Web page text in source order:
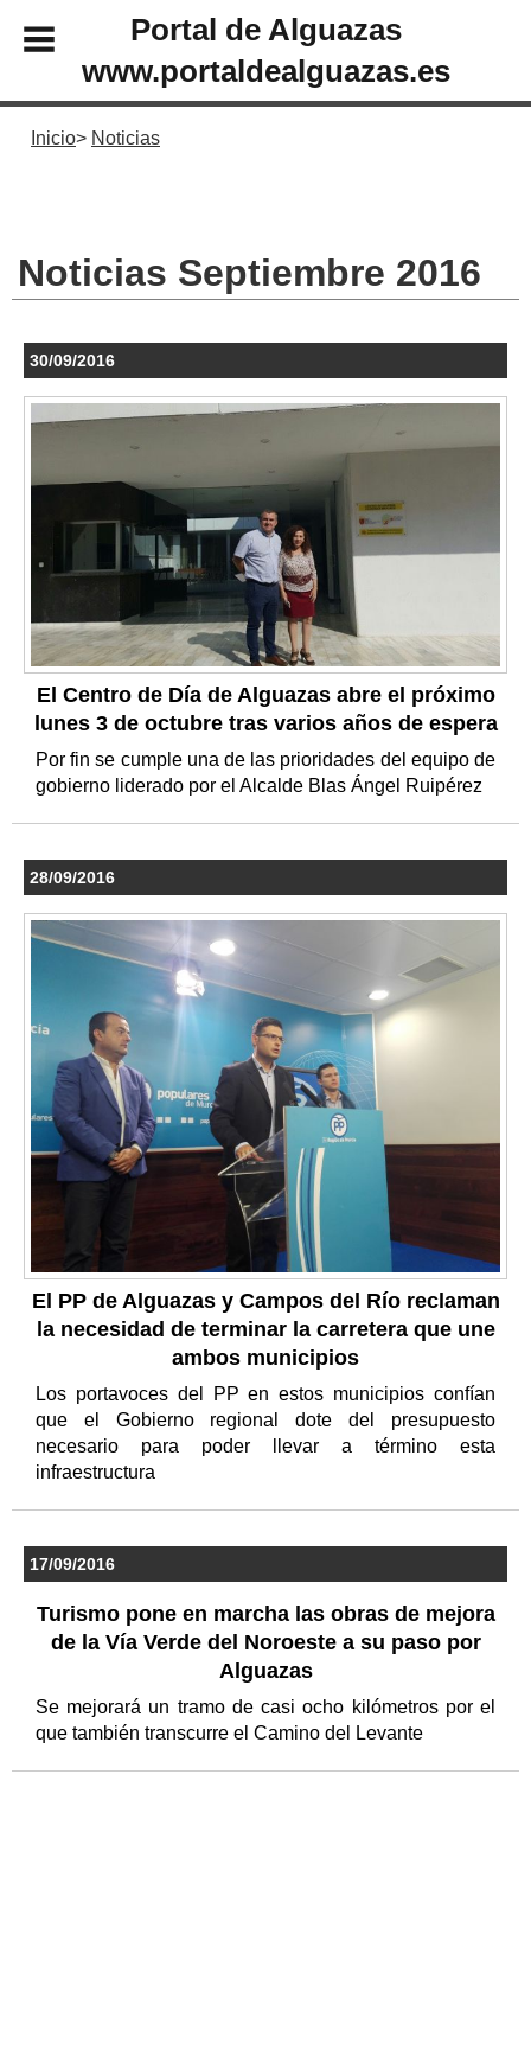
Portal de Alguazas
www.portaldealguazas.es
Inicio Noticias
Noticias Septiembre 2016
30/09/2016
El Centro de Día de Alguazas abre el próximo
lunes 3 de octubre tras varios años de espera
Por fin se cumple una de las prioridades del equipo de
gobierno liderado por el Alcalde Blas Ángel Ruipérez
28/09/2016
El PP de Alguazas y Campos del Río reclaman
la necesidad de terminar la carretera que une
ambos municipios
Los portavoces del PP en estos municipios confían
que el Gobierno regional dote del presupuesto
necesario para poder llevar a término esta
infraestructura
17/09/2016
Turismo pone en marcha las obras de mejora
de la Vía Verde del Noroeste a su paso por
Alguazas
Se mejorará un tramo de casi ocho kilómetros por el
que también transcurre el Camino del Levante